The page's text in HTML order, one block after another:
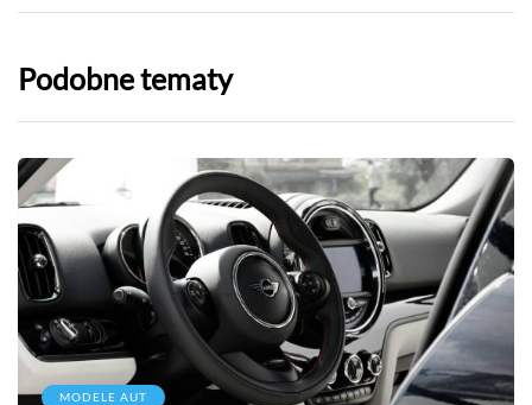
Podobne tematy
MODELE AUT